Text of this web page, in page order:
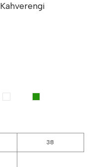
Kahverengi
38